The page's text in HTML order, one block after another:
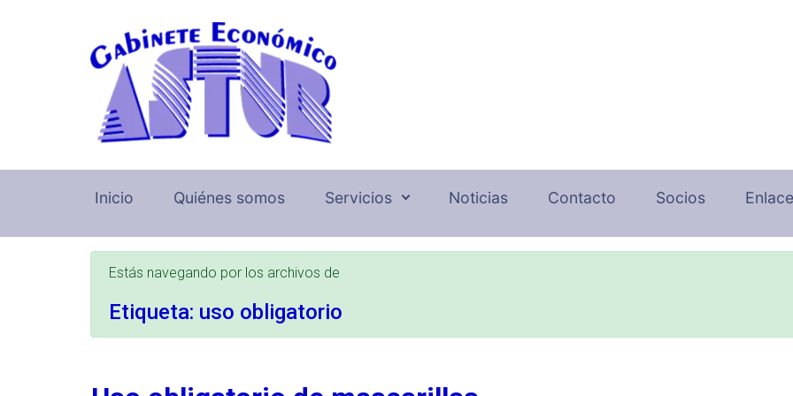
Inicio Quiénes somos Servicios Noticias Contacto Socios
Estás navegando por los archivos de
Etiqueta: uso obligatorio